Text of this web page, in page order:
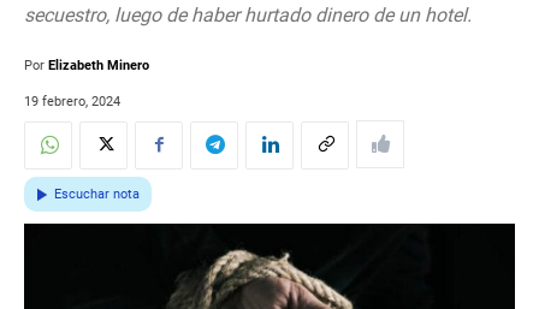
secuestro, luego de haber hurtado dinero de un hotel.
Por Elizabeth Minero
19 febrero, 2024
Escuchar nota